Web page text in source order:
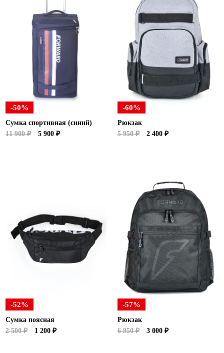
-50%
Сумка спортивная (синий)
11 900 ₽
5 900 ₽
-60%
Рюкзак
5 950 ₽
2 400 ₽
-52%
Сумка поясная
2 500 ₽
1 200 ₽
-57%
Рюкзак
6 950 ₽
3 000 ₽